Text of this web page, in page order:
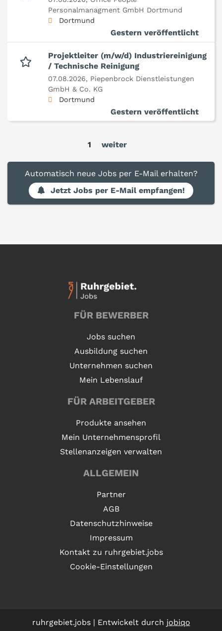
Personalmanagment GmbH Dortmund
Dortmund
Gestern veröffentlicht
Projektleiter (m/w/d) Industriereinigung
/ Technische Reinigung
07.08.2026, Piepenbrock Dienstleistungen
GmbH & Co. KG
Dortmund
Gestern veröffentlicht
1 weiter
Automatisch neue Jobs per E-Mail erhalten?
Jetzt Jobs per E-Mail empfangen!
FÜR BEWERBER
Jobs suchen
Ausbildung suchen
Unternehmen suchen
Mein Lebenslauf
FÜR ARBEITGEBER
Produkte ansehen
Mein Unternehmensprofil
Stellenanzeigen verwalten
ALLGEMEIN
Partner
AGB
Datenschutzhinweise
Impressum
Kontakt zu ruhrgebiet.jobs
Cookie-Einstellungen
ruhrgebiet.jobs | Entwickelt durch jobiqo